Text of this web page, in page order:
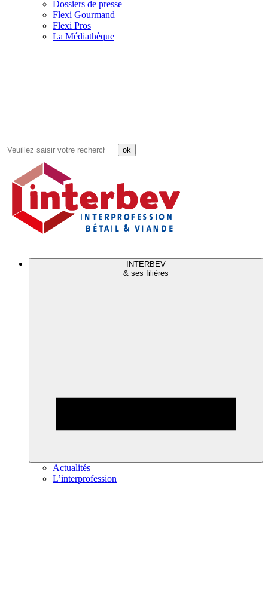
Dossiers de presse
Flexi Gourmand
Flexi Pros
La Médiathèque
Rechercher
dans
site
INTERBEV
& ses filières
Actualités
L’interprofession